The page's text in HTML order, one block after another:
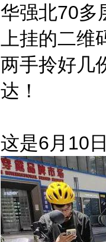
华强北70多
上挂的二
两手拎好几
达！
这是6月10